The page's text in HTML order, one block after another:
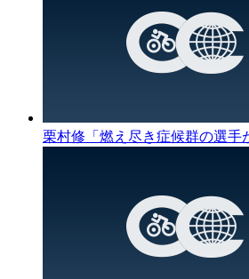
栗村修「燃え尽き症候群の選手